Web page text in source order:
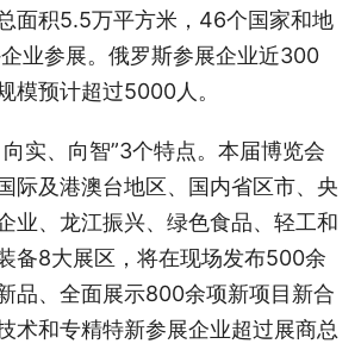
面积5.5万平方米，46个国家和地
业参展。俄罗斯参展企业近300
模预计超过5000人。
实、向智”3个特点。本届博览会
际及港澳台地区、国内省区市、央
业、龙江振兴、绿色食品、轻工和
备8大展区，将在现场发布500余
品、全面展示800余项新项目新合
术和专精特新参展企业超过展商总